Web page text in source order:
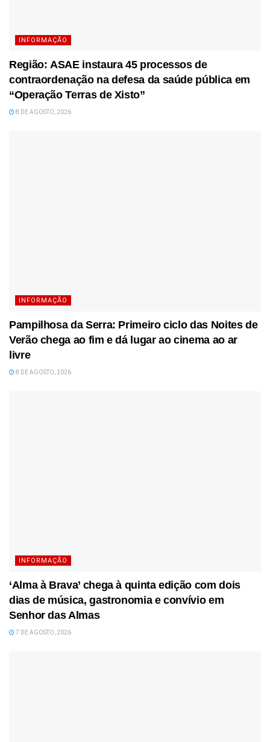
INFORMAÇÃO
Região: ASAE instaura 45 processos de
contraordenação na defesa da saúde pública em
“Operação Terras de Xisto”
8 DE AGOSTO, 2026
INFORMAÇÃO
Pampilhosa da Serra: Primeiro ciclo das Noites de
Verão chega ao fim e dá lugar ao cinema ao ar
livre
8 DE AGOSTO, 2026
INFORMAÇÃO
‘Alma à Brava’ chega à quinta edição com dois
dias de música, gastronomia e convívio em
Senhor das Almas
7 DE AGOSTO, 2026